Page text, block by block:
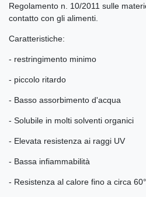
Regolamento n. 10/2011 sulle
contatto con gli alimenti.
Caratteristiche:
- restringimento minimo
- piccolo ritardo
- Basso assorbimento d'acqua
- Solubile in molti solventi organici
- Elevata resistenza ai raggi UV
- Bassa infiammabilità
- Resistenza al calore fino a circa